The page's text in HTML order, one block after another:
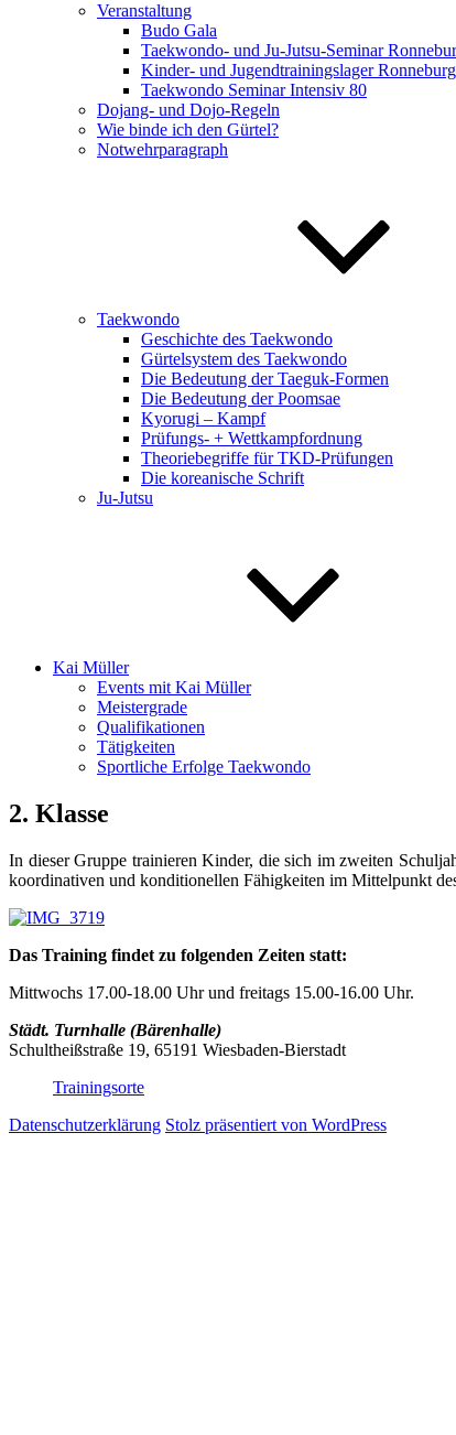
Veranstaltung
Budo Gala
Taekwondo- und Ju-Jutsu-Seminar
Kinder- und Jugendtrainingslager Ronneburg
Taekwondo Seminar Intensiv 80
Dojang- und Dojo-Regeln
Wie binde ich den Gürtel?
Notwehrparagraph
Taekwondo
Geschichte des Taekwondo
Gürtelsystem des Taekwondo
Die Bedeutung der Taeguk-Formen
Die Bedeutung der Poomsae
Kyorugi – Kampf
Prüfungs- + Wettkampfordnung
Theoriebegriffe für TKD-Prüfungen
Die koreanische Schrift
Ju-Jutsu
Kai Müller
Events mit Kai Müller
Meistergrade
Qualifikationen
Tätigkeiten
Sportliche Erfolge Taekwondo
2. Klasse
In dieser Gruppe trainieren Kinder, die sich im zweiten
koordinativen und konditionellen Fähigkeiten im Mittelpunkt
Das Training findet zu folgenden Zeiten statt:
Mittwochs 17.00-18.00 Uhr und freitags 15.00-16.00 Uhr.
Städt. Turnhalle (Bärenhalle)
Schultheißstraße 19, 65191 Wiesbaden-Bierstadt
Trainingsorte
Datenschutzerklärung Stolz präsentiert von WordPress